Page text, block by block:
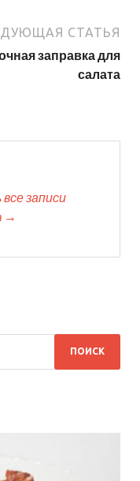
СТАТЬЯ
заправка для
салата
записи
→